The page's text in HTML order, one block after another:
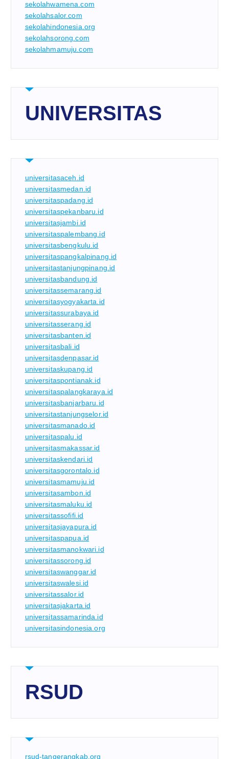
sekolahwamena.com
sekolahsalor.com
sekolahindonesia.org
sekolahsorong.com
sekolahmamuju.com
UNIVERSITAS
universitasaceh.id
universitasmedan.id
universitaspadang.id
universitaspekanbaru.id
universitasjambi.id
universitaspalembang.id
universitasbengkulu.id
universitaspangkalpinang.id
universitastanjungpinang.id
universitasbandung.id
universitassemarang.id
universitasyogyakarta.id
universitassurabaya.id
universitasserang.id
universitasbanten.id
universitasbali.id
universitasdenpasar.id
universitaskupang.id
universitaspontianak.id
universitaspalangkaraya.id
universitasbanjarbaru.id
universitastanjungselor.id
universitasmanado.id
universitaspalu.id
universitasmakassar.id
universitaskendari.id
universitasgorontalo.id
universitasmamuju.id
universitasambon.id
universitasmaluku.id
universitassofifi.id
universitasjayapura.id
universitaspapua.id
universitasmanokwari.id
universitassorong.id
universitaswanggar.id
universitaswalesi.id
universitassalor.id
universitasjakarta.id
universitassamarinda.id
universitasindonesia.org
RSUD
rsud-tangerangkab.org